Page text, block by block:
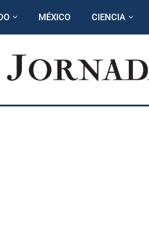
MÉXICO CIENCIA